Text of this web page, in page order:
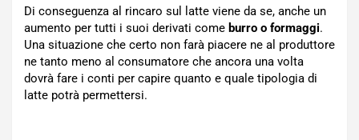
Di conseguenza al rincaro sul latte viene da se, anche un
aumento per tutti i suoi derivati come burro o formaggi.
Una situazione che certo non farà piacere ne al produttore
ne tanto meno al consumatore che ancora una volta
dovrà fare i conti per capire quanto e quale tipologia di
latte potrà permettersi.